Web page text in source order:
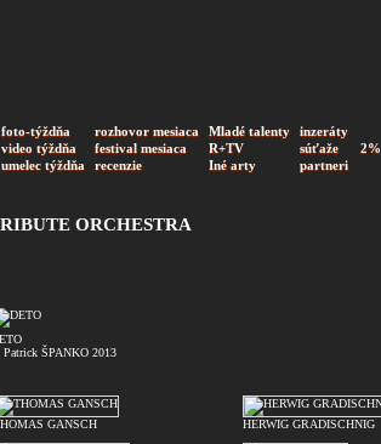
foto-týždňa rozhovor mesiaca Mladé talenty
inzeráty
2%
video týždňa festival mesiaca R+TV
súťaže
umelec týždňa recenzie Iné arty partneri
ORCHESTRA
ŠPANKO 2013
GANSCH HERWIG GRADISCHNIG